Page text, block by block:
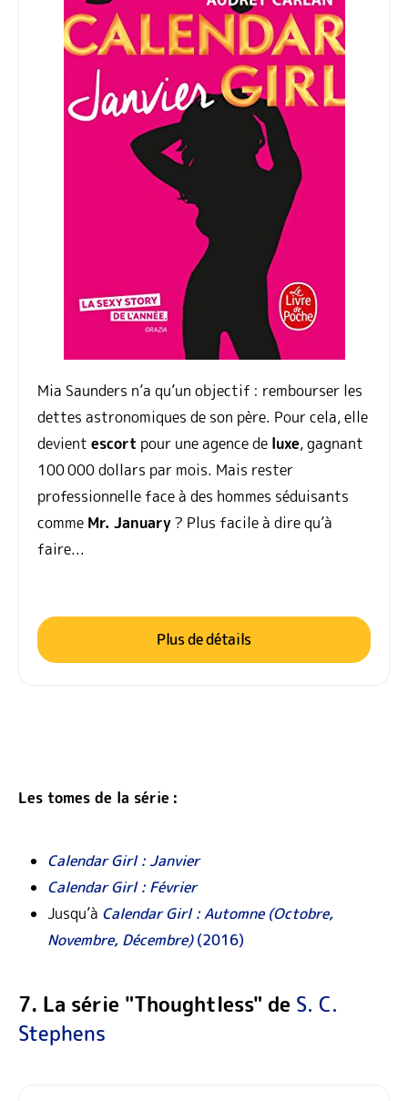
Mia Saunders n’a qu’un objectif : rembourser les
dettes astronomiques de son père. Pour cela, elle
devient escort pour une agence de luxe, gagnant
100 000 dollars par mois. Mais rester
professionnelle face à des hommes séduisants
comme Mr. January? Plus facile à dire qu’à
faire...
Plus de détails
Les tomes de la série :
Calendar Girl : Janvier
Calendar Girl : Février
Jusqu’à Calendar Girl : Automne (Octobre,
Novembre, Décembre)(2016)
7. La série "Thoughtless" de S. C.
Stephens